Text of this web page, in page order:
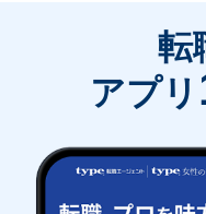
転
アプリ